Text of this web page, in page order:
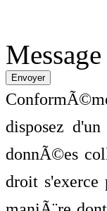
Message
disposez
donnÃ©es
droit